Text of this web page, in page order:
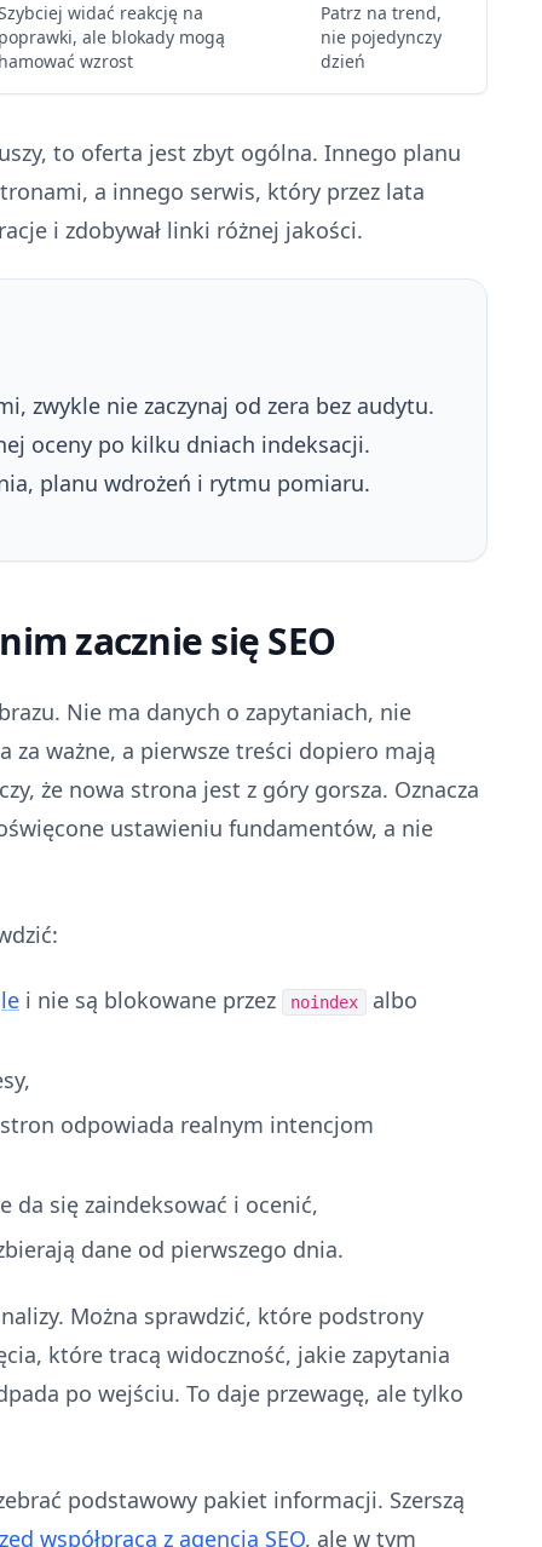
widać reakcję na
ale blokady mogą
wzrost
Patrz na trend,
nie pojedynczy
dzień
to oferta jest zbyt ogólna. Innego planu
a innego serwis, który przez lata
i zdobywał linki różnej jakości.
zwykle nie zaczynaj od zera bez audytu.
oceny po kilku dniach indeksacji.
planu wdrożeń i rytmu pomiaru.
zacznie się SEO
Nie ma danych o zapytaniach, nie
za ważne, a pierwsze treści dopiero mają
że nowa strona jest z góry gorsza. Oznacza
ustawieniu fundamentów, a nie
i nie są blokowane przez noindex albo
odpowiada realnym intencjom
da się zaindeksować i ocenić,
dane od pierwszego dnia.
Można sprawdzić, które podstrony
które tracą widoczność, jakie zapytania
po wejściu. To daje przewagę, ale tylko
podstawowy pakiet informacji. Szerszą
współpracą z agencją SEO, ale w tym